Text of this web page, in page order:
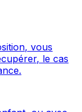
vous
le cas